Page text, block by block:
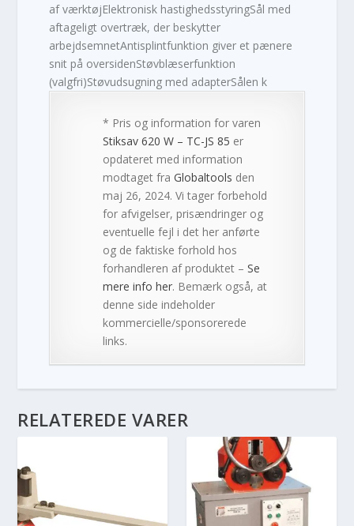
af værktøjElektronisk hastighedsstyringSål med
aftageligt overtræk, der beskytter
arbejdsemnetAntisplintfunktion giver et pænere
snit på oversidenStøvblæserfunktion
(valgfri)Støvudsugning med adapterSålen k
* Pris og information for varen
Stiksav 620 W – TC-JS 85 er
opdateret med information
modtaget fraGlobaltools den
maj 26, 2024. Vi tager forbehold
for afvigelser, prisændringer og
eventuelle fejl i det her anførte
og de faktiske forhold hos
forhandleren af produktet –Se
mere info her. Bemærk også, at
denne side indeholder
kommercielle/sponsorerede
links.
RELATEREDE VARER